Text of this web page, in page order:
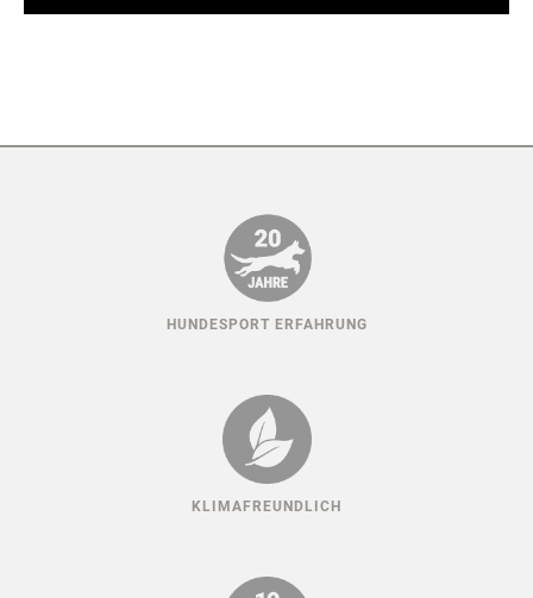
HUNDESPORT ERFAHRUNG
KLIMAFREUNDLICH